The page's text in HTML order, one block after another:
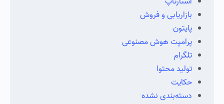
بازاریابی و فروش
پایتون
پرامپت هوش مصنوعی
تلگرام
تولید محتوا
حکایت
دسته‌بندی نشده